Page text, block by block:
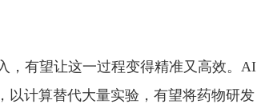
，有望让这一过程变得精准又高效。AI
以计算替代大量实验，有望将药物研发